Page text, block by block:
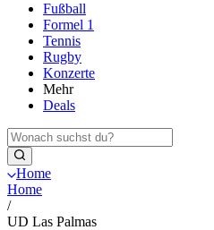
Fußball
Formel 1
Tennis
Rugby
Konzerte
Mehr
Deals
Home
Home
/
UD Las Palmas